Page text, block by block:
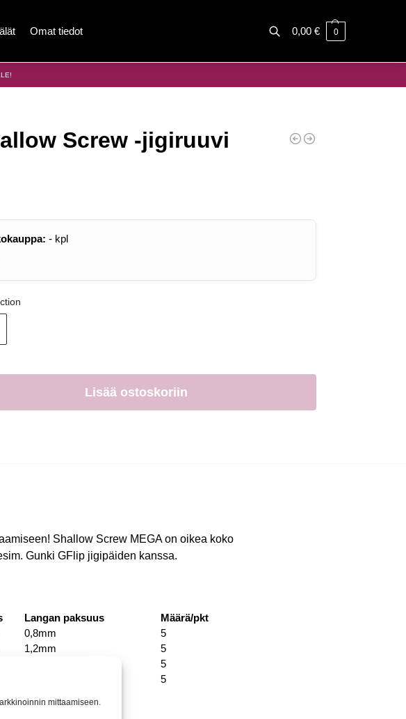
mittaamiseen.
Omat tiedot 0,00 € 0
Screw -jigiruuvi
- kpl
Lisää ostoskoriin
Shallow Screw MEGA on oikea koko
Gunki GFlip jigipäiden kanssa.
Langan paksuus
Määrä/pkt
0,8mm
5
1,2mm
5
5
5